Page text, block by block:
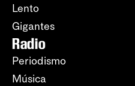
Lento
Gigantes
Radio
Periodismo
Música